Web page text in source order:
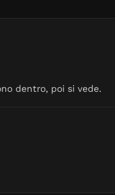
dentro, poi si vede.